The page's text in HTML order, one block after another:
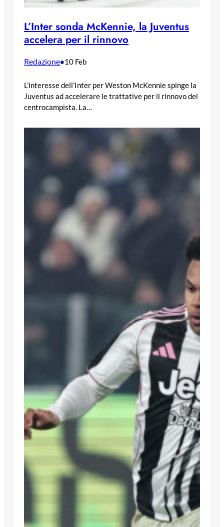
L’Inter sonda McKennie, la Juventus
accelera per il rinnovo
Redazione•10 Feb
L’interesse dell’Inter per Weston McKennie spinge la
Juventus ad accelerare le trattative per il rinnovo del
centrocampista. La…